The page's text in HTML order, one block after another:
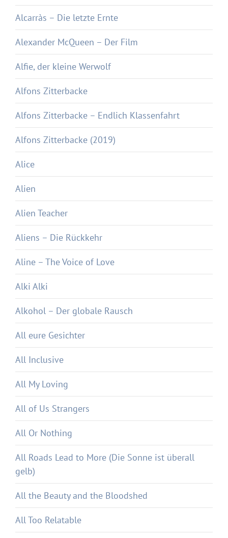
Alcarràs – Die letzte Ernte
Alexander McQueen – Der Film
Alfie, der kleine Werwolf
Alfons Zitterbacke
Alfons Zitterbacke – Endlich Klassenfahrt
Alfons Zitterbacke (2019)
Alice
Alien
Alien Teacher
Aliens – Die Rückkehr
Aline – The Voice of Love
Alki Alki
Alkohol – Der globale Rausch
All eure Gesichter
All Inclusive
All My Loving
All of Us Strangers
All Or Nothing
All Roads Lead to More (Die Sonne ist überall
gelb)
All the Beauty and the Bloodshed
All Too Relatable